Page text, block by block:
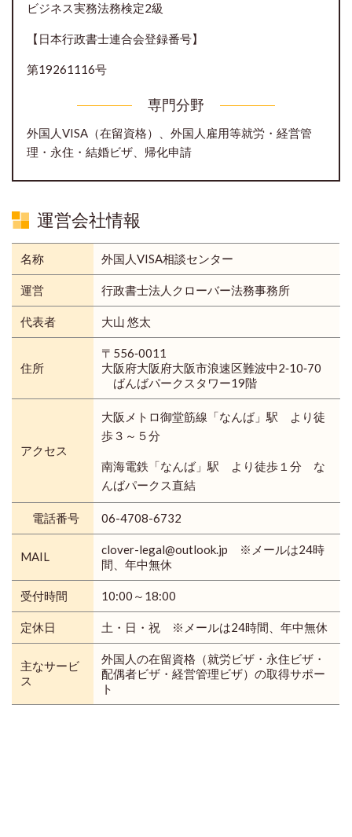
ビジネス実務法務検定2級
【日本行政書士連合会登録番号】
第19261116号
専門分野
外国人VISA（在留資格）、外国人雇用等就労・経営管
理・永住・結婚ビザ、帰化申請
運営会社情報
名称 外国人VISA相談センター
運営 行政書士法人クローバー法務事務所
代表者 大山 悠太
住所
〒556‐0011
大阪府大阪府大阪市浪速区難波中2‐10‐70
ばんばパークスタワー19階
アクセス
大阪メトロ御堂筋線「なんば」駅 より徒
歩３～５分
南海電鉄「なんば」駅 より徒歩１分 な
んばパークス直結
電話番号 06-4708-6732
MAIL
clover-legal@outlook.jp ※メールは24時
間、年中無休
受付時間 10:00～18:00
定休日 土・日・祝 ※メールは24時間、年中無休
主なサービ
ス
外国人の在留資格（就労ビザ・永住ビザ・
配偶者ビザ・経営管理ビザ）の取得サポー
ト